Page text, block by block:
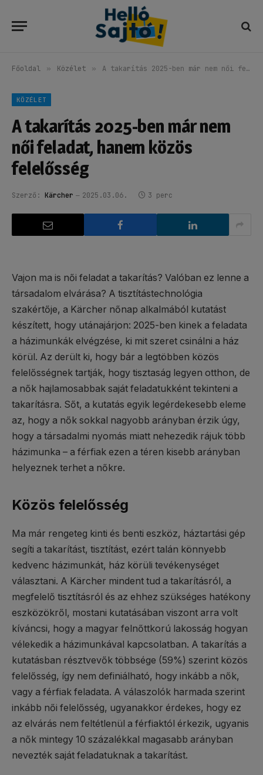
Főoldal » Közélet » A takarítás 2025-ben már nem női feladat, hanem közös felelősség
KÖZÉLET
A takarítás 2025-ben már nem
női feladat, hanem közös
felelősség
Szerző: Kärcher 2025.03.06. 3 perc
Vajon ma is női feladat a takarítás? Valóban ez lenne a
társadalom elvárása? A tisztítástechnológia
szakértője, a Kärcher nőnap alkalmából kutatást
készített, hogy utánajárjon: 2025-ben kinek a feladata
a házimunkák elvégzése, ki mit szeret csinálni a ház
körül. Az derült ki, hogy bár a legtöbben közös
felelősségnek tartják, hogy tisztaság legyen otthon, de
a nők hajlamosabbak saját feladatukként tekinteni a
takarításra. Sőt, a kutatás egyik legérdekesebb eleme
az, hogy a nők sokkal nagyobb arányban érzik úgy,
hogy a társadalmi nyomás miatt nehezedik rájuk több
házimunka – a férfiak ezen a téren kisebb arányban
helyeznek terhet a nőkre.
Közös felelősség
Ma már rengeteg kinti és benti eszköz, háztartási gép
segíti a takarítást, tisztítást, ezért talán könnyebb
kedvenc házimunkát, ház körüli tevékenységet
választani. A Kärcher mindent tud a takarításról, a
megfelelő tisztításról és az ehhez szükséges hatékony
eszközökről, mostani kutatásában viszont arra volt
kíváncsi, hogy a magyar felnőttkorú lakosság hogyan
vélekedik a házimunkával kapcsolatban. A takarítás a
kutatásban résztvevők többsége (59%) szerint közös
felelősség, így nem definiálható, hogy inkább a nők,
vagy a férfiak feladata. A válaszolók harmada szerint
inkább női felelősség, ugyanakkor érdekes, hogy ez
az elvárás nem feltétlenül a férfiaktól érkezik, ugyanis
a nők mintegy 10 százalékkal magasabb arányban
nevezték saját feladatuknak a takarítást.